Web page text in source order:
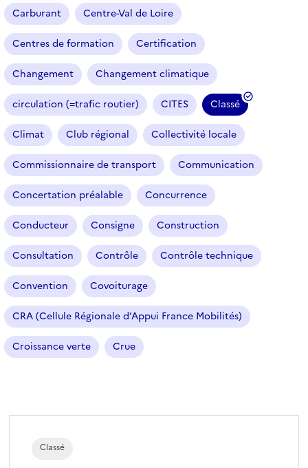
Carburant Centre-Val de Loire
Centres de formation Certification
Changement Changement climatique
circulation (=trafic routier) CITES Classé
(
f
i
l
t
s
é
l
t
i
Climat Club régional Collectivité locale
Commissionnaire de transport Communication
Concertation préalable Concurrence
Conducteur Consigne Construction
Consultation Contrôle Contrôle technique
Convention Covoiturage
CRA (Cellule Régionale d’Appui France Mobilités)
Croissance verte Crue
Classé